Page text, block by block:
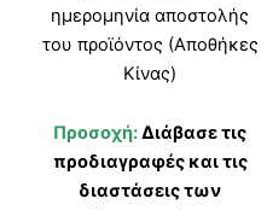
ημερομηνία αποστολής
του προϊόντος (Αποθήκες
Κίνας)
Προσοχή:Διάβασε τις
προδιαγραφές και τις
διαστάσεις των